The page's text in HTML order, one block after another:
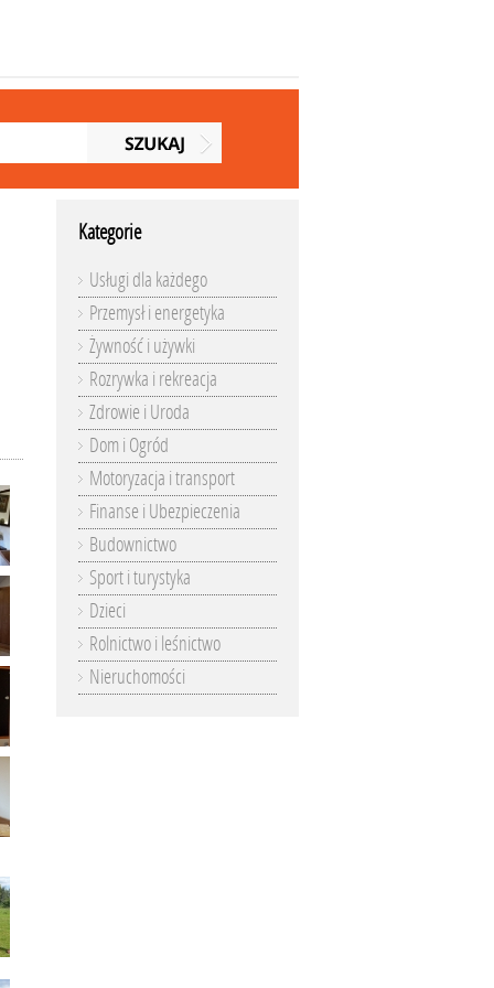
Kategorie
Usługi dla każdego
Przemysł i energetyka
Żywność i używki
Rozrywka i rekreacja
Zdrowie i Uroda
Dom i Ogród
Motoryzacja i transport
Finanse i Ubezpieczenia
Budownictwo
Sport i turystyka
Dzieci
Rolnictwo i leśnictwo
Nieruchomości